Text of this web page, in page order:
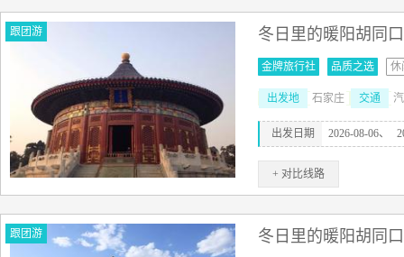
跟团游 冬日里的暖阳胡同
金牌旅行社 品质之选 休
出发地 石家庄 交通
出发日期 2026-08-06、
+ 对比线路
跟团游 冬日里的暖阳胡同